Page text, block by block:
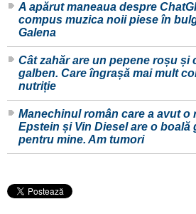
A apărut maneaua despre
compus muzica noii piese în
Galena
Cât zahăr are un pepene roșu și
galben. Care îngrașă mai mult
nutriție
Manechinul român care a avut o
Epstein și Vin Diesel are o boală
pentru mine. Am tumori